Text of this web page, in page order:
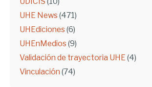
UHE News (471)
UHEdiciones (6)
UHEnMedios (9)
Validación de trayectoria UHE(4)
Vinculación (74)